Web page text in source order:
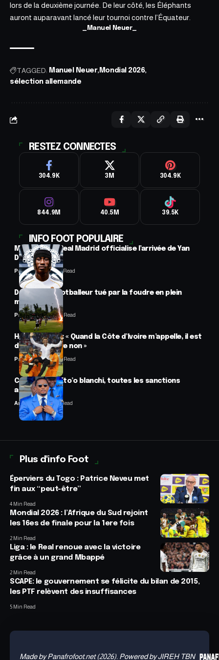
lors de la deuxième journée. De leur côté, les Éléphants
auront auparavant lancé leur tournoi contre l’Équateur.
_Manuel Neuer_
TAGGED: Manuel Neuer Mondial 2026
sélection allemande
RESTEZ CONNECTES
304.9K 3M 304.9K
844.9M 40.5M 39.5K
INFO FOOT POPULAIRE
Mercato : Le Real Madrid officialise l’arrivée de Yan
Diomandé
Panafrofoot1 Min Read
Drame : un footballeur tué par la foudre en plein
match
Panafrofoot2 Min Read
Hervé Renard : « Quand la Côte d’Ivoire m’appelle, il est
difficile de dire non »
Panafrofoot2 Min Read
CAF : Samuel Eto’o blanchi, toutes les sanctions
annulées
Anselme AVI2 Min Read
Plus d'info Foot
Éperviers du Togo : Patrice Neveu met
fin aux “peut-être”
4 Min Read
Mondial 2026 : l’Afrique du Sud rejoint
les 16es de finale pour la 1ere fois
2 Min Read
Liga : le Real renoue avec la victoire
grâce à un grand Mbappé
2 Min Read
SCAPE: le gouvernement se félicite du bilan de 2015,
les PTF relèvent des insuffisances
5 Min Read
Made by Panafrofoot.net (2026). Powered by JIREH TBN